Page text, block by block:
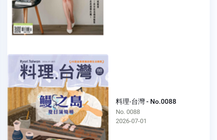
料理‧台灣 - No.0088
No. 0088
2026-07-01